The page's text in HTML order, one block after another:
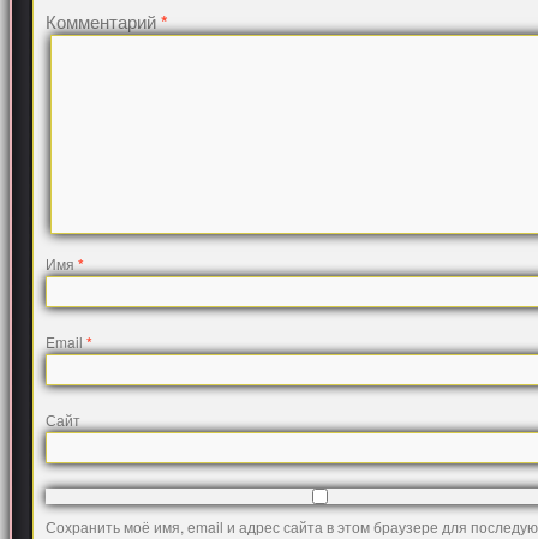
Комментарий*
Имя*
Email*
Сайт
Сохранить моё имя, email и адрес сайта в этом браузере для